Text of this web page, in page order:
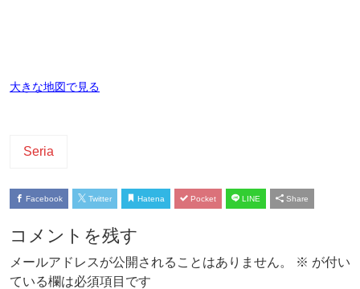
大きな地図で見る
Seria
Facebook Twitter Hatena Pocket LINE Share
コメントを残す
メールアドレスが公開されることはありません。 ※ が付い
ている欄は必須項目です